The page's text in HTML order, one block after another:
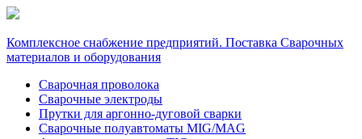
Комплексное снабжение предприятий. Поставка Сварочных
материалов и оборудования
Сварочная проволока
Сварочные электроды
Прутки для аргонно-дуговой сварки
Сварочные полуавтоматы MIG/MAG